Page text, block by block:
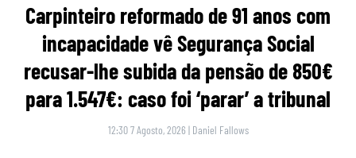
Carpinteiro reformado de 91 anos com
incapacidade vê Segurança Social
recusar-lhe subida da pensão de 850€
para 1.547€: caso foi ‘parar’ a tribunal
12:30 7 Agosto, 2026 | Daniel Fallows